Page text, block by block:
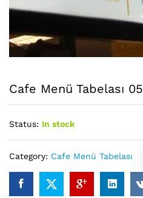
Cafe Menü Tabelası 05
Status: In stock
Category: Cafe Menü Tabelası